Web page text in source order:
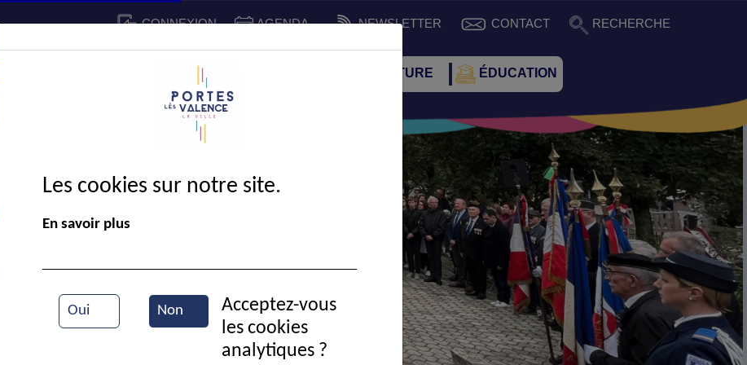
CONNEXION AGENDA NEWSLETTER CONTACT RECHERCHE
CADRE DE VIE SPORT ET CULTURE ÉDUCATION
Cérémonie du 11 novembre
Les cookies sur notre site.
En savoir plus
Oui Non
Acceptez-vous
les cookies
analytiques ?